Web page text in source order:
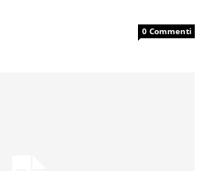
0 Commenti